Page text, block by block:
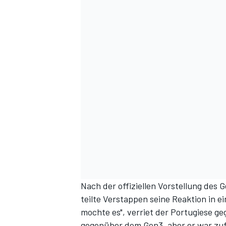
Nach deroffiziellen Vorstellung des
teilte Verstappen seine Reaktion in
mochte es", verriet der Portugiese